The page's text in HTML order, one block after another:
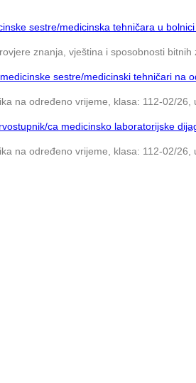
sestre/medicinska tehničara u
znanja, vještina i sposobnosti bitnih
sestre/medicinski tehničari na
na određeno vrijeme, klasa: 112-02/26,
ca medicinsko laboratorijske
na određeno vrijeme, klasa: 112-02/26,